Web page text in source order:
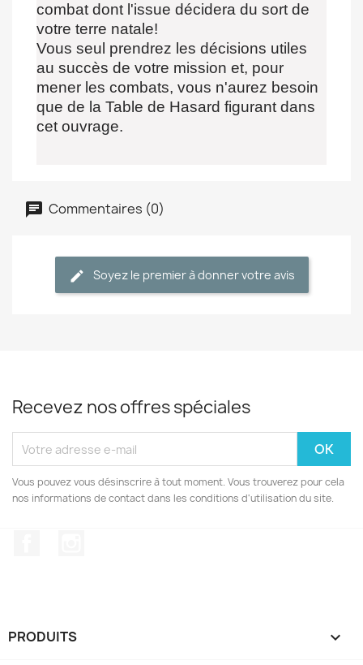
combat dont l'issue décidera du sort de
votre terre natale!
Vous seul prendrez les décisions utiles
au succès de votre mission et, pour
mener les combats, vous n'aurez besoin
que de la Table de Hasard figurant dans
cet ouvrage.
Commentaires (0)
Soyez le premier à donner votre avis
Recevez nos offres spéciales
Vous pouvez vous désinscrire à tout moment. Vous trouverez pour cela
nos informations de contact dans les conditions d'utilisation du site.
PRODUITS 